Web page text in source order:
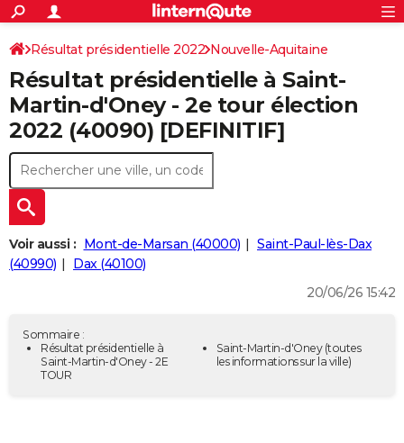
ACTUALITÉS
Politique
Société
Faits Divers
Education
Monde
Villes
+
SPORT
Coupe du monde 2026
Football
Tennis
Cyclisme
Rugby
Forum
CULTURE
Programme TV
TNT
Streaming
Cinéma
Sorties cinéma
Musique
+
FINANCE
Retraite
Impôts
Epargne
Immobilier
Risques naturels par ville
Banque
Assurance
CréditAUTO
Essais
Réserver un essai
Citadines
Berlines
SUV
Forum auto
+HIGH-TECH
Mobiles
Meilleur smartphone
Internet
Ordinateurs
Jeux vidéo
Guide high-tech
+
BRICOLAGE
Forum
Aménagement intérieur
Extérieur
Cuisine
Salle de bains
Jardinage
Rangement
+
Art de vivre
Bien-être
Loisirs
ModeModes de vie
SANTE
Rechercher
S'inscrire
Connexion
Résultat présidentielle 2022 Nouvelle-Aquitaine
Landes
Résultat présidentielle à Saint-
Martin-d'Oney - 2e tour élection
2022 (40090) [DEFINITIF]
Voir aussi : Mont-de-Marsan (40000)
Saint-Paul-lès-Dax
(40990)
Dax (40100)
20/06/26 15:42
Sommaire :
Résultat présidentielle à
Saint-Martin-d'Oney - 2E
TOUR
Saint-Martin-d'Oney(toutes
les informations sur la ville)